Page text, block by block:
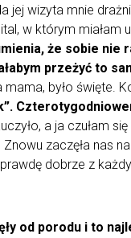
jej wizyta mnie
w którym miałam
że sobie nie
przeżyć to
mama, było święte.
a ja czułam
zaczęła nas
dobrze z
od porodu i to